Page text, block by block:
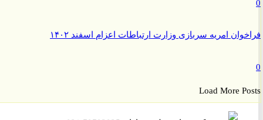
امریه سربازی وزارت ارتباطات اعزام اسفند ۱۴۰۲
Load More